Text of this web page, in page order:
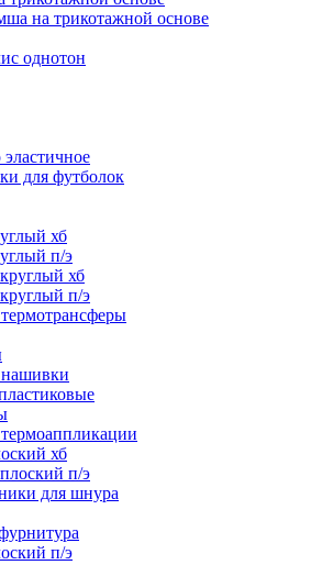
на трикотажной основе
однотон
для футболок
хб
п/э
хб
п/э
хб
п/э
для шнура
п/э